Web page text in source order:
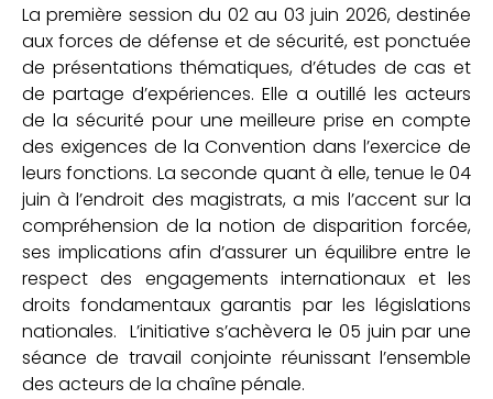
La première session du 02 au 03 juin 2026, destinée
aux forces de défense et de sécurité, est ponctuée
de présentations thématiques, d’études de cas et
de partage d’expériences. Elle a outillé les acteurs
de la sécurité pour une meilleure prise en compte
des exigences de la Convention dans l’exercice de
leurs fonctions. La seconde quant à elle, tenue le 04
juin à l’endroit des magistrats, a mis l’accent sur la
compréhension de la notion de disparition forcée,
ses implications afin d’assurer un équilibre entre le
respect des engagements internationaux et les
droits fondamentaux garantis par les législations
nationales. L’initiative s’achèvera le 05 juin par une
séance de travail conjointe réunissant l’ensemble
des acteurs de la chaîne pénale.